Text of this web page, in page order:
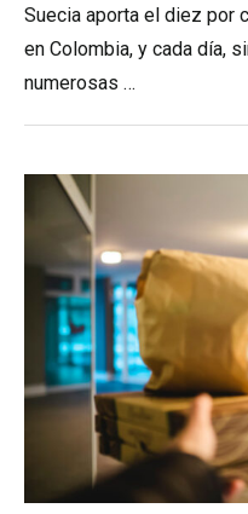
Suecia aporta el diez por
en Colombia, y cada día,
numerosas …